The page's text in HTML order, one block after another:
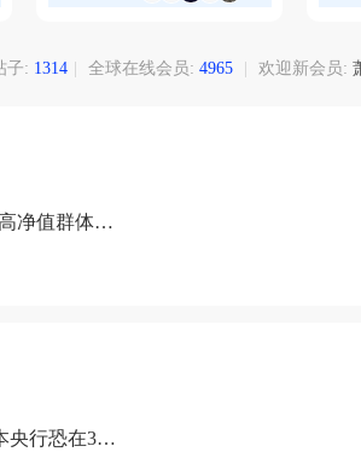
子: 1314 全球在线会员: 4965 欢迎新会员:
净值群体成
央行恐在3月